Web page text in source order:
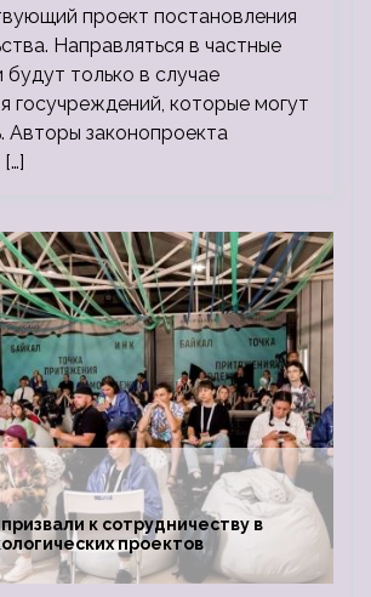
проект постановления
Направляться в частные
будут только в случае
госучреждений, которые могут
Авторы законопроекта
к сотрудничеству в
проектов